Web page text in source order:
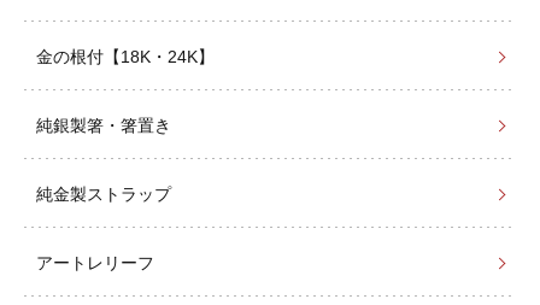
金の根付【18K・24K】
純銀製箸・箸置き
純金製ストラップ
アートレリーフ